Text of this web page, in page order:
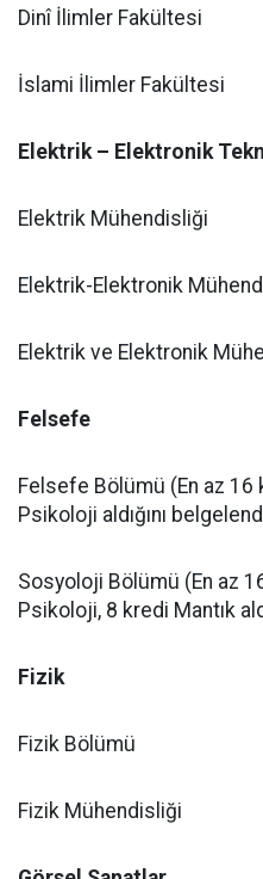
Dinî İlimler Fakültesi
İslami İlimler Fakültesi
Elektrik – Elektronik
Elektrik Mühendisliği
Elektrik-Elektronik
Elektrik ve Elektronik
Felsefe
Felsefe Bölümü (En az
Psikoloji aldığını
Sosyoloji Bölümü (En az
Psikoloji, 8 kredi Mantık
Fizik
Fizik Bölümü
Fizik Mühendisliği